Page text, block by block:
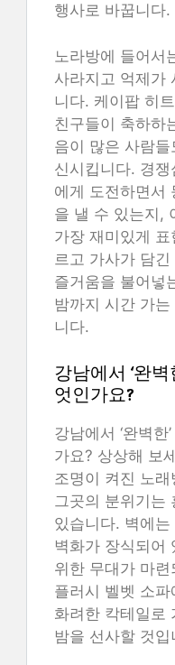
행사로 바꿉니다.
노라방에 들어서
사라지고 억제가
니다. 케이팝 히
친구들이 축하하
음이 많은 사람
신시킵니다. 경
에게 도전하면서
을 낼 수 있는지,
가장 재미있게
르고 가사가 담
즐거움을 불어넣
밤까지 시간 가
니다.
강남에서 ‘완
엇인가요?
강남에서 ‘완벽
가요? 상상해 보
조명이 켜진 노
그곳의 분위기는
있습니다. 벽에
벽화가 장식되어
위한 무대가 마
플러시 벨벳 소
화려한 칵테일로
밤을 선사할 것입